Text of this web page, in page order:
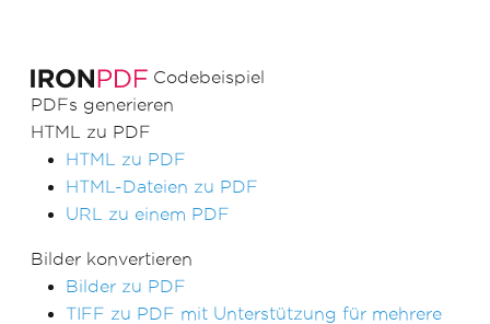
Codebeispiel
PDFs generieren
HTML zu PDF
HTML zu PDF
HTML-Dateien zu PDF
URL zu einem PDF
Bilder konvertieren
Bilder zu PDF
TIFF zu PDF mit Unterstützung für mehrere